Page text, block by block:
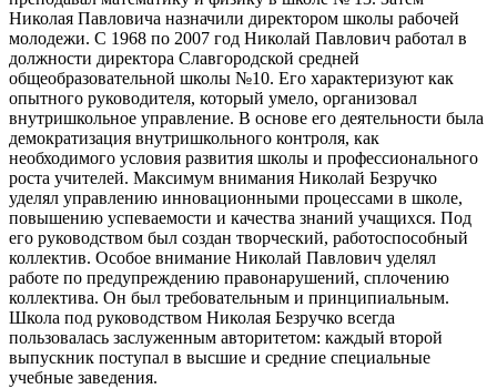
Николая Павловича назначили директором школы рабочей
молодежи. С 1968 по 2007 год Николай Павлович работал в
должности директора Славгородской сред­ней
общеобразовательной школы №10. Его характеризуют как
опытного руководителя, который умело, организовал
внутришкольное управление. В осно­ве его деятельности была
демократизация внутришкольного контроля, как
необходимого условия развития школы и профессионального
роста учите­лей. Максимум внимания Николай Безручко
уделял управлению инновационными процессами в школе,
повышению успеваемости и качества знаний учащихся. Под
его руководством был создан творческий, работоспособный
коллектив. Особое внимание Николай Павлович уделял
работе по предупреждению правонарушений, сплочению
коллектива. Он был требовательным и принципиальным.
Школа под руководством Николая Безручко всегда
пользовалась заслуженным автори­тетом: каждый второй
выпускник поступал в высшие и средние специальные
учебные заведения.